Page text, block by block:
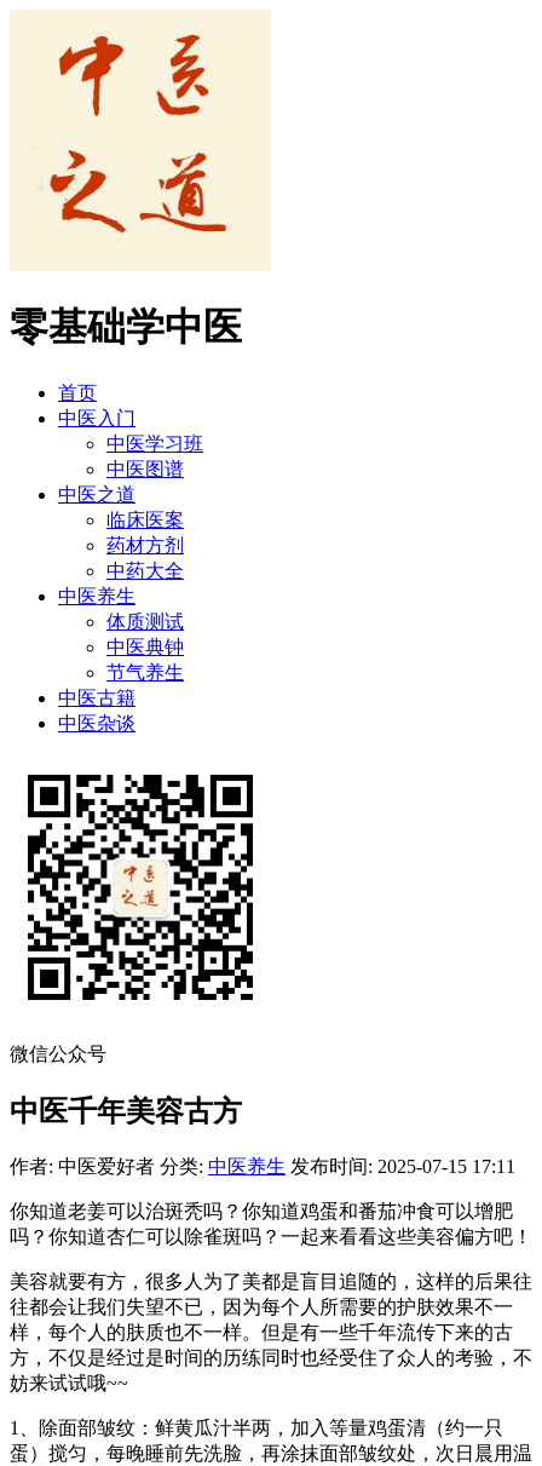
零基础学中医
首页
中医入门
中医学习班
中医图谱
中医之道
临床医案
药材方剂
中药大全
中医养生
体质测试
中医典钟
节气养生
中医古籍
中医杂谈
微信公众号
中医千年美容古方
作者: 中医爱好者 分类: 中医养生 发布时间: 2025-07-15 17:11
你知道老姜可以治斑秃吗？你知道鸡蛋和番茄冲食可以增肥
吗？你知道杏仁可以除雀斑吗？一起来看看这些美容偏方吧！
美容就要有方，很多人为了美都是盲目追随的，这样的后果往
往都会让我们失望不已，因为每个人所需要的护肤效果不一
样，每个人的肤质也不一样。但是有一些千年流传下来的古
方，不仅是经过是时间的历练同时也经受住了众人的考验，不
妨来试试哦~~
1、除面部皱纹：鲜黄瓜汁半两，加入等量鸡蛋清（约一只
蛋）搅匀，每晚睡前先洗脸，再涂抹面部皱纹处，次日晨用温